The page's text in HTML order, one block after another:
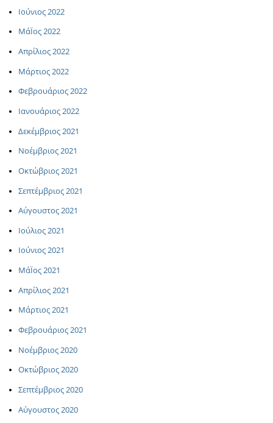
Ιούνιος 2022
ΜάΪος 2022
Απρίλιος 2022
Μάρτιος 2022
Φεβρουάριος 2022
Ιανουάριος 2022
Δεκέμβριος 2021
Νοέμβριος 2021
Οκτώβριος 2021
Σεπτέμβριος 2021
Αύγουστος 2021
Ιούλιος 2021
Ιούνιος 2021
ΜάΪος 2021
Απρίλιος 2021
Μάρτιος 2021
Φεβρουάριος 2021
Νοέμβριος 2020
Οκτώβριος 2020
Σεπτέμβριος 2020
Αύγουστος 2020